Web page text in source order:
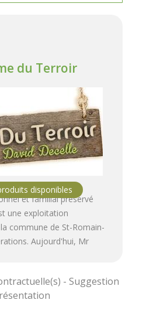
du Terroir
et familial préservé
une exploitation
commune de St-Romain-
Aujourd'hui, Mr